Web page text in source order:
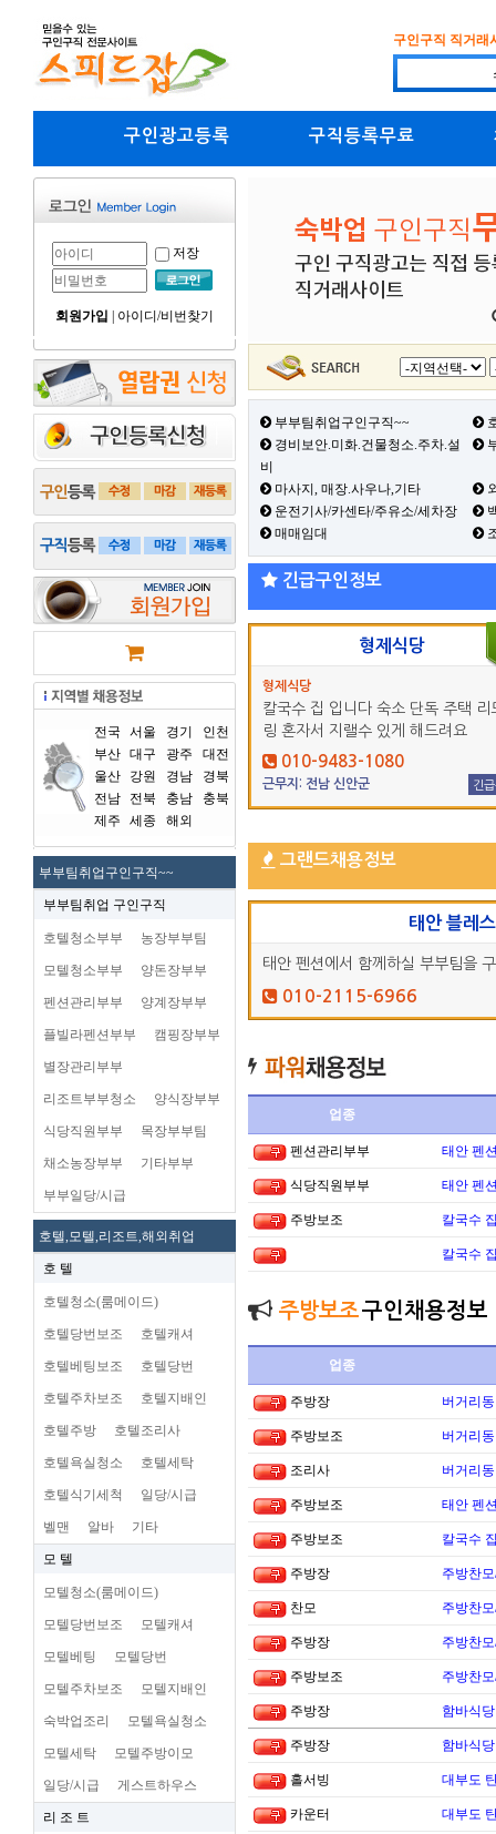
구인구직 직거래
구인광고등록 구직등록무료
저장
회원가입 아이디/비번찾기
전국 서울 경기
인천
부산 대구 광주
대전
울산
강원 경남
경북
전남
전북 충남
충북
제주
세종 해외
부부팀취업구인구직~~
부부팀취업 구인구직
호텔청소부부 농장부부팀
모텔청소부부 양돈장부부
펜션관리부부 양계장부부
플빌라펜션부부 캠핑장부부
별장관리부부
리조트부부청소 양식장부부
식당직원부부 목장부부팀
채소농장부부 기타부부
부부일당/시급
호텔,모텔,리조트,해외취업
호 텔
호텔청소(룸메이드)
호텔당번보조 호텔캐셔
호텔베팅보조 호텔당번
호텔주차보조 호텔지배인
호텔주방 호텔조리사
호텔욕실청소 호텔세탁
호텔식기세척 일당/시급
벨맨 알바 기타
모 텔
모텔청소(룸메이드)
모텔당번보조 모텔캐셔
모텔베팅 모텔당번
모텔주차보조 모텔지배인
숙박업조리 모텔욕실청소
모텔세탁 모텔주방이모
일당/시급 게스트하우스
리 조 트
부부팀취업구인구직~~
경비보안.미화.건물청소.주차.설
비
마사지, 매장.사우나,기타
운전기사/카센타/주유소/세차장
매매임대
긴급구인정보
형제식당
형제식당
칼국수 집 입니다 숙소 단독 주택 리
링 혼자서 지랠수 있게 해드려요
010-9483-1080
근무지: 전남 신안군 긴
그랜드채용정보
태안 블레
태안 펜션에서 함께하실 부부팀을
010-2115-6966
업종
펜션관리부부 태안 펜
식당직원부부 태안 펜
주방보조 칼국수
칼국수
주방보조구인채용정보
업종
주방장 버거리
주방보조 버거리
조리사 버거리
주방보조 태안 펜
주방보조 칼국수
주방장 주방찬
찬모 주방찬
주방장 주방찬
주방보조 주방찬
주방장 함바식
주방장 함바식
홀서빙 대부도
카운터 대부도